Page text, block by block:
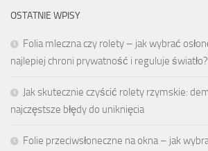
OSTATNIE WPISY
Folia mleczna czy rolety – jak wybrać
najlepiej chroni prywatność i reguluje światło?
Jak skutecznie czyścić rolety rzymskie:
najczęstsze błędy do uniknięcia
Folie przeciwsłoneczne na okna – jak